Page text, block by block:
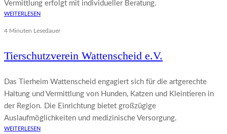
Vermittlung erfolgt mit individueller Beratung.
WEITERLESEN
4 Minuten Lesedauer
Tierschutzverein Wattenscheid e.V.
Das Tierheim Wattenscheid engagiert sich für die artgerechte
Haltung und Vermittlung von Hunden, Katzen und Kleintieren in
der Region. Die Einrichtung bietet großzügige
Auslaufmöglichkeiten und medizinische Versorgung.
WEITERLESEN